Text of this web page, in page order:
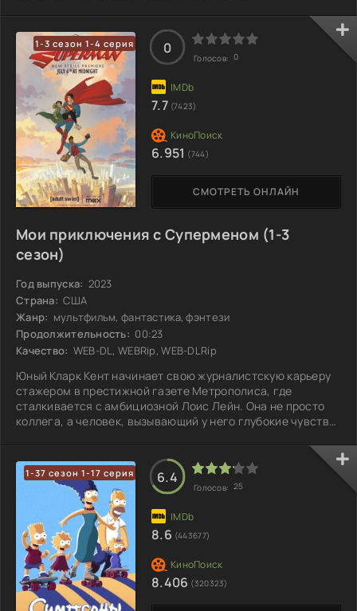
настоящие родители. Их сын Стив испытывает трудности
в общении с девушками, и часто единственный способ
привлечь их внимание — это угроза отца. Дочь Хэйли
активно защищает природу и прогрессивные идеи, при
этом с легкостью экспериментируя с наркотиками, не
1-3 сезон 1-4 серия
Мои приключения с Суперменом (1-3
сезон)
Год выпуска: 2023
Страна: США
Жанр: мультфильм, фантастика, фэнтези
Продолжительность: 00:23
Качество: WEB-DL, WEBRip, WEB-DLRip
Юный Кларк Кент начинает свою журналистскую карьеру
стажером в престижной газете Метрополиса, где
сталкивается с амбициозной Лоис Лейн. Она не просто
коллега, а человек, вызывающий у него глубокие чувства.
в мире журналистики, и берется за опасные задания. В
моменты, когда ситуация выходит из-под контроля, на
помощь приходит загадочный герой в плаще, известный
городу как спаситель. Лоис не просто восхищается им,
она одержима идеей раскрыть
СМОТРЕТЬ ОНЛАЙН
0
Голосов: 0
7.7 (7423)
6.951 (744)
1-37 сезон 1-17 серия 6.4
Голосов: 25
8.6 (443677)
8.406 (320323)